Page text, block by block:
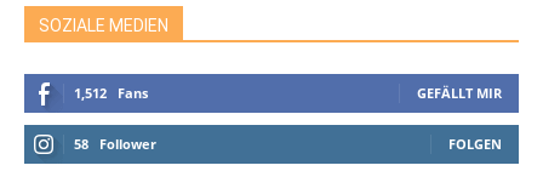
SOZIALE MEDIEN
1,512 Fans GEFÄLLT MIR
58 Follower FOLGEN